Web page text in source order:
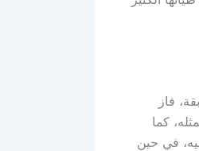
فاز
كما
في حين